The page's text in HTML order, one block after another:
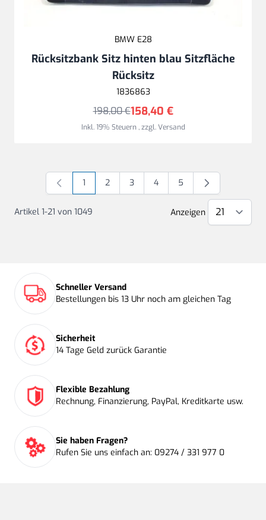
BMW E28
Rücksitzbank Sitz hinten blau Sitzfläche
Rücksitz
1836863
158,40 €
198,00 €
Inkl. 19% Steuern,zzgl.Versand
Artikel 1-21 von 1049
Sie lesen gerade Seite
1 Seite
2 Seite
3 Seite
4 Seite
5
Anzeigen
Schneller Versand
Bestellungen bis 13 Uhr noch am gleichen Tag
Sicherheit
14 Tage Geld zurück Garantie
Flexible Bezahlung
Rechnung, Finanzierung, PayPal, Kreditkarte usw.
Sie haben Fragen?
Rufen Sie uns einfach an: 09274 / 331 977 0